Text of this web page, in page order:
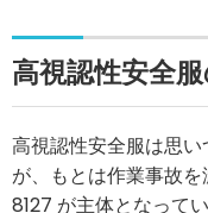
高視認性安全
高視認性安全服は思
が、もとは作業事故
8127 が主体となって